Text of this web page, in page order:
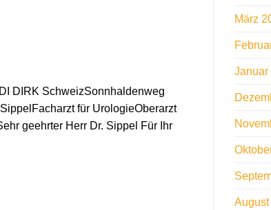
DIRK SchweizSonnhaldenweg
für UrologieOberarzt
geehrter Herr Dr. Sippel Für Ihr
März
Januar